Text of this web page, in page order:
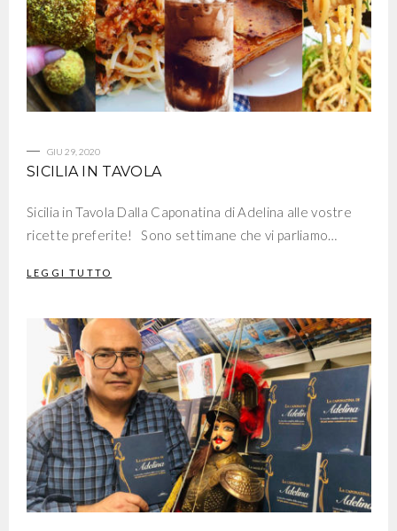
GIU 29, 2020
SICILIA IN TAVOLA
Sicilia in Tavola Dalla Caponatina di Adelina alle vostre
ricette preferite! Sono settimane che vi parliamo…
LEGGI TUTTO